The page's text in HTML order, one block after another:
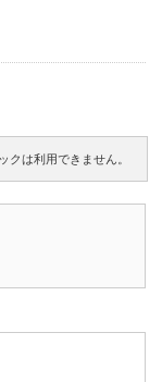
クは利用できません。